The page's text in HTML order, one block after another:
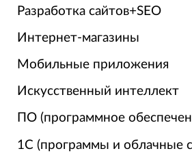
Разработка сайтов+SEO
Интернет-магазины
Мобильные приложения
Искусственный интеллект
ПО (программное
1С (программы и облачные